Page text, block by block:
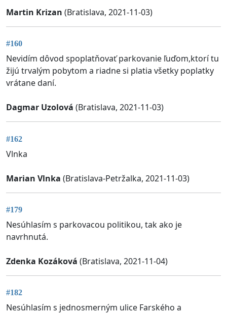
Martin Krizan (Bratislava, 2021-11-03)
#160
Nevidím dôvod spoplatňovať parkovanie ľuďom,ktorí tu
žijú trvalým pobytom a riadne si platia všetky poplatky
vrátane daní.
Dagmar Uzolová (Bratislava, 2021-11-03)
#162
Vlnka
Marian Vlnka (Bratislava-Petržalka, 2021-11-03)
#179
Nesúhlasím s parkovacou politikou, tak ako je
navrhnutá.
Zdenka Kozáková (Bratislava, 2021-11-04)
#182
Nesúhlasím s jednosmerným ulice Farského a